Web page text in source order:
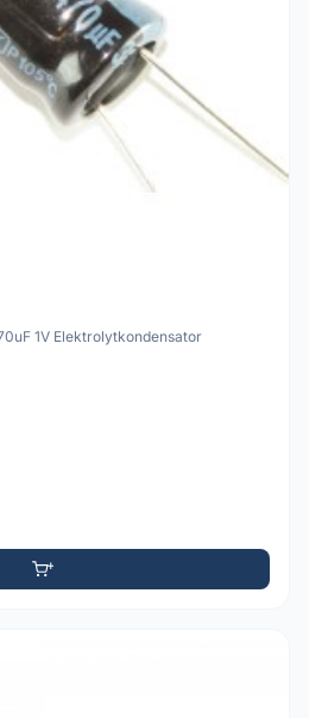
1V Elektrolytkondensator